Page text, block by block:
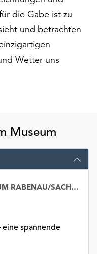
die Gabe ist zu
und betrachten
Wetter uns
Museum
spannende
DEUTSCHES STUHLBAUMUSEUM RABENAU/SACHSEN